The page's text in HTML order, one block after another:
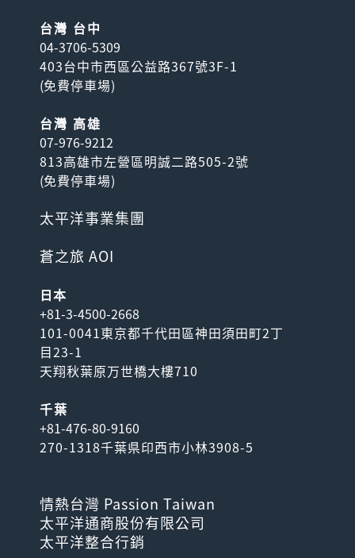
台灣 台中
04-3706-5309
403台中市西區公益路367號3F-1
(免費停車場)
台灣 高雄
07-976-9212
813高雄市左營區明誠二路505-2號
(免費停車場)
太平洋事業集團
蒼之旅 AOI
日本
+81-3-4500-2668
101-0041東京都千代田區神田須田町2丁
目23-1
天翔秋葉原万世橋大樓710
千葉
+81-476-80-9160
270-1318千葉県印西市小林3908-5
情熱台灣 Passion Taiwan
太平洋通商股份有限公司
太平洋整合行銷